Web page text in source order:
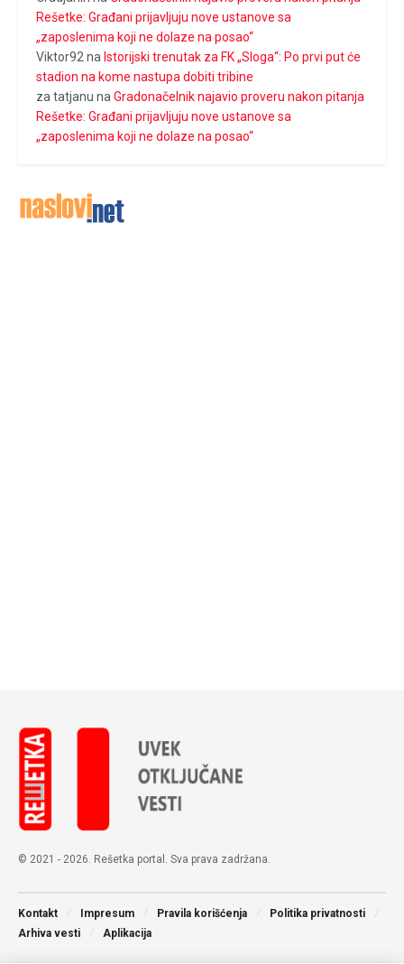
Rešetke: Građani prijavljuju nove ustanove sa
„zaposlenima koji ne dolaze na posao“
Viktor92 na Istorijski trenutak za FK „Sloga“: Po prvi put će
stadion na kome nastupa dobiti tribine
za tatjanu na Gradonačelnik najavio proveru nakon pitanja
Rešetke: Građani prijavljuju nove ustanove sa
„zaposlenima koji ne dolaze na posao“
© 2021 - 2026. Rešetka portal. Sva prava zadržana.
Kontakt Impresum Pravila korišćenja
Politika privatnosti
Arhiva vesti
Aplikacija